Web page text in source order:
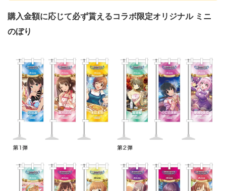
購入金額に応じて必ず貰えるコラボ限定オリジナル ミニ
のぼり